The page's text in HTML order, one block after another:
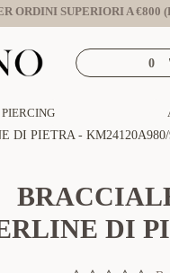
ORDINI SUPERIORI A €800
0
PIERCING
DI PIETRA - KM24120A980/
DI